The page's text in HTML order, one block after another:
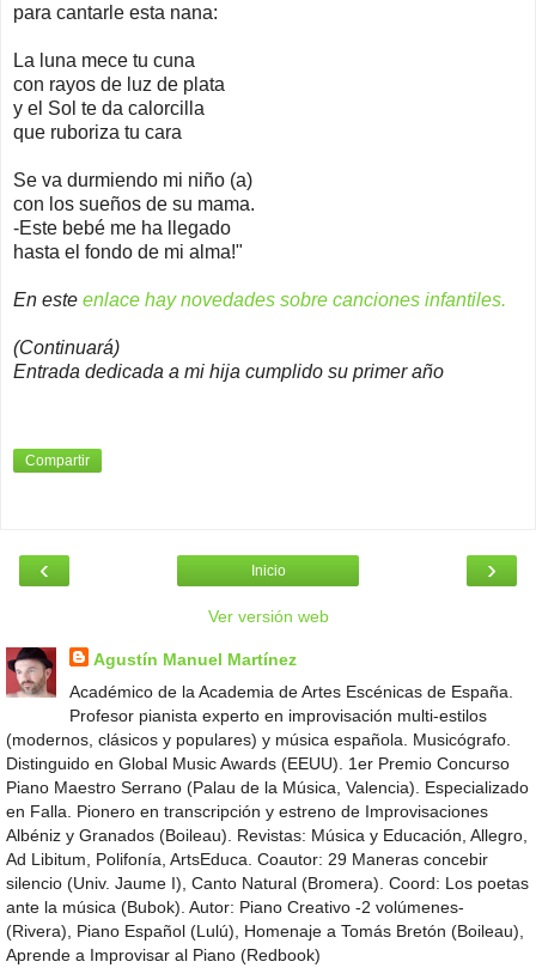
para cantarle esta nana:
La luna mece tu cuna
con rayos de luz de plata
y el Sol te da calorcilla
que ruboriza tu cara
Se va durmiendo mi niño (a)
con los sueños de su mama.
-Este bebé me ha llegado
hasta el fondo de mi alma!"
En este enlace hay novedades sobre canciones infantiles.
(Continuará)
Entrada dedicada a mi hija cumplido su primer año
Compartir
‹ ›
Inicio
Ver versión web
Agustín Manuel Martínez
Académico de la Academia de Artes Escénicas de España.
Profesor pianista experto en improvisación multi-estilos
(modernos, clásicos y populares) y música española. Musicógrafo.
Distinguido en Global Music Awards (EEUU). 1er Premio Concurso
Piano Maestro Serrano (Palau de la Música, Valencia). Especializado
en Falla. Pionero en transcripción y estreno de Improvisaciones
Albéniz y Granados (Boileau). Revistas: Música y Educación, Allegro,
Ad Libitum, Polifonía, ArtsEduca. Coautor: 29 Maneras concebir
silencio (Univ. Jaume I), Canto Natural (Bromera). Coord: Los poetas
ante la música (Bubok). Autor: Piano Creativo -2 volúmenes-
(Rivera), Piano Español (Lulú), Homenaje a Tomás Bretón (Boileau),
Aprende a Improvisar al Piano (Redbook)